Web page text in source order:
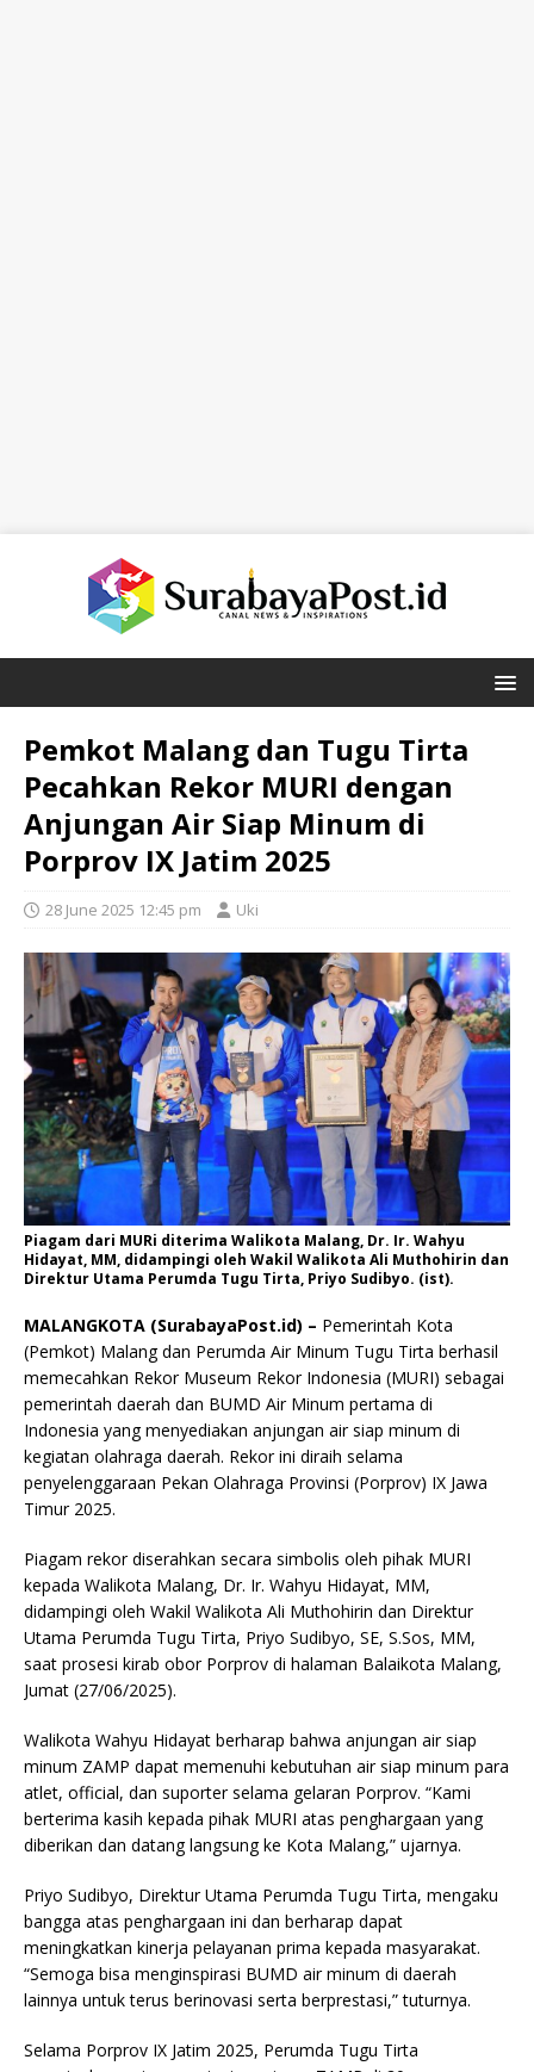
Pemkot Malang dan Tugu Tirta
Pecahkan Rekor MURI dengan
Anjungan Air Siap Minum di
Porprov IX Jatim 2025
28 June 2025 12:45 pm Uki
Piagam dari MURi diterima Walikota Malang, Dr. Ir. Wahyu
Hidayat, MM, didampingi oleh Wakil Walikota Ali Muthohirin dan
Direktur Utama Perumda Tugu Tirta, Priyo Sudibyo. (ist).
MALANGKOTA (SurabayaPost.id) – Pemerintah Kota
(Pemkot) Malang dan Perumda Air Minum Tugu Tirta berhasil
memecahkan Rekor Museum Rekor Indonesia (MURI) sebagai
pemerintah daerah dan BUMD Air Minum pertama di
Indonesia yang menyediakan anjungan air siap minum di
kegiatan olahraga daerah. Rekor ini diraih selama
penyelenggaraan Pekan Olahraga Provinsi (Porprov) IX Jawa
Timur 2025.
Piagam rekor diserahkan secara simbolis oleh pihak MURI
kepada Walikota Malang, Dr. Ir. Wahyu Hidayat, MM,
didampingi oleh Wakil Walikota Ali Muthohirin dan Direktur
Utama Perumda Tugu Tirta, Priyo Sudibyo, SE, S.Sos, MM,
saat prosesi kirab obor Porprov di halaman Balaikota Malang,
Jumat (27/06/2025).
Walikota Wahyu Hidayat berharap bahwa anjungan air siap
minum ZAMP dapat memenuhi kebutuhan air siap minum para
atlet, official, dan suporter selama gelaran Porprov. “Kami
berterima kasih kepada pihak MURI atas penghargaan yang
diberikan dan datang langsung ke Kota Malang,” ujarnya.
Priyo Sudibyo, Direktur Utama Perumda Tugu Tirta, mengaku
bangga atas penghargaan ini dan berharap dapat
meningkatkan kinerja pelayanan prima kepada masyarakat.
“Semoga bisa menginspirasi BUMD air minum di daerah
lainnya untuk terus berinovasi serta berprestasi,” tuturnya.
Selama Porprov IX Jatim 2025, Perumda Tugu Tirta